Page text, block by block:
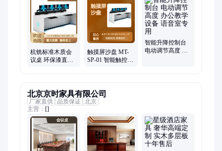
杭铣标准木质会
议桌 环保漆直线
触摸屏沙盘 MT-
SP-01 智能触控
智能升降控制台
电动调节高度 办
北京京时家具有限公司
厂家直供 品质保证 北京
主营： []